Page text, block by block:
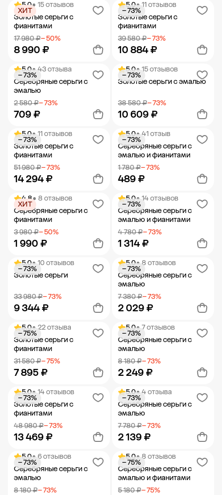
Добавить в корзину Добавить в корзину
5.0• 15 отзывов
Золотые серьги с
фианитами
17 980 ₽− 50%
8 990 ₽
ХИТ
Добавить в корзину
5.0• 11 отзывов
Золотые серьги с
фианитами
39 580 ₽− 73%
10 884 ₽
− 73%
Добавить в корзину
5.0• 43 отзыва
Серебряные серьги с
эмалью
2 580 ₽− 73%
709 ₽
− 73%
Добавить в корзину
5.0• 15 отзывов
Золотые серьги с эмалью
38 580 ₽− 73%
10 609 ₽
− 73%
Добавить в корзину
5.0• 11 отзывов
Золотые серьги с
фианитами
51 980 ₽− 73%
14 294 ₽
− 73%
Добавить в корзину
5.0• 41 отзыв
Серебряные серьги с
эмалью и фианитами
1 780 ₽− 73%
489 ₽
− 73%
Добавить в корзину
4.8• 8 отзывов
Серебряные серьги с
фианитами
3 980 ₽− 50%
1 990 ₽
ХИТ
Добавить в корзину
5.0• 14 отзывов
Серебряные серьги с
эмалью и фианитами
4 780 ₽− 73%
1 314 ₽
− 73%
Добавить в корзину
5.0• 10 отзывов
Золотые серьги
33 980 ₽− 73%
9 344 ₽
− 73%
Добавить в корзину
5.0• 8 отзывов
Серебряные серьги с
эмалью
7 380 ₽− 73%
2 029 ₽
− 73%
Добавить в корзину
5.0• 22 отзыва
Золотые серьги с
фианитами
31 580 ₽− 75%
7 895 ₽
− 75%
Добавить в корзину
5.0• 7 отзывов
Серебряные серьги с
эмалью
8 180 ₽− 73%
2 249 ₽
− 73%
Добавить в корзину
5.0• 14 отзывов
Золотые серьги с
фианитами
48 980 ₽− 73%
13 469 ₽
− 73%
Добавить в корзину
5.0• 4 отзыва
Серебряные серьги с
эмалью
7 780 ₽− 73%
2 139 ₽
− 73%
Добавить в корзину
5.0• 6 отзывов
Серебряные серьги с
эмалью
8 180 ₽− 73%
− 73%
5.0• 8 отзывов
Серебряные серьги с
эмалью и фианитами
5 180 ₽− 75%
− 75%